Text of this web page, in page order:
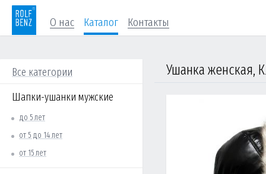
О нас Каталог Контакты
Все категории
Шапки-ушанки мужские
до 5 лет
от 5 до 14 лет
от 15 лет
Ушанка женская,